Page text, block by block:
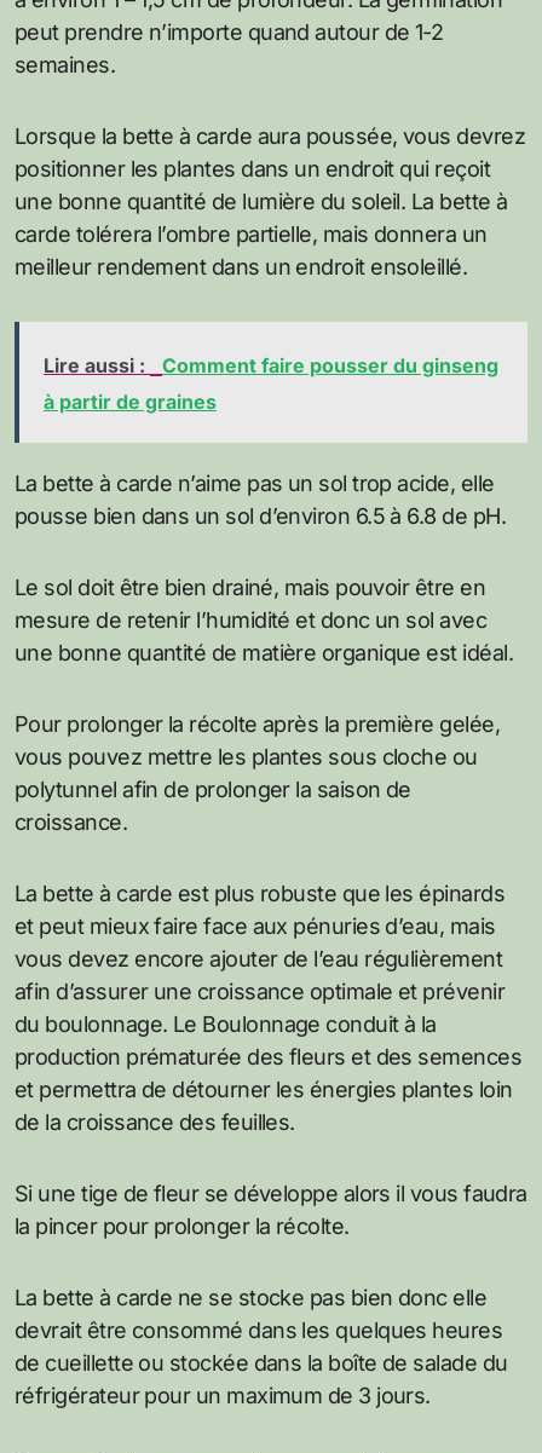
peut prendre n’importe quand autour de 1-2
semaines.
Lorsque la bette à carde aura poussée, vous devrez
positionner les plantes dans un endroit qui reçoit
une bonne quantité de lumière du soleil. La bette à
carde tolérera l’ombre partielle, mais donnera un
meilleur rendement dans un endroit ensoleillé.
Lire aussi :
Comment faire pousser du ginseng
à partir de graines
La bette à carde n’aime pas un sol trop acide, elle
pousse bien dans un sol d’environ 6.5 à 6.8 de pH.
Le sol doit être bien drainé, mais pouvoir être en
mesure de retenir l’humidité et donc un sol avec
une bonne quantité de matière organique est idéal.
Pour prolonger la récolte après la première gelée,
vous pouvez mettre les plantes sous cloche ou
polytunnel afin de prolonger la saison de
croissance.
La bette à carde est plus robuste que les épinards
et peut mieux faire face aux pénuries d’eau, mais
vous devez encore ajouter de l’eau régulièrement
afin d’assurer une croissance optimale et prévenir
du boulonnage. Le Boulonnage conduit à la
production prématurée des fleurs et des semences
et permettra de détourner les énergies plantes loin
de la croissance des feuilles.
Si une tige de fleur se développe alors il vous faudra
la pincer pour prolonger la récolte.
La bette à carde ne se stocke pas bien donc elle
devrait être consommé dans les quelques heures
de cueillette ou stockée dans la boîte de salade du
réfrigérateur pour un maximum de 3 jours.